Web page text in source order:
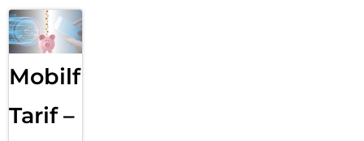
Mobilfunk
Tarif –